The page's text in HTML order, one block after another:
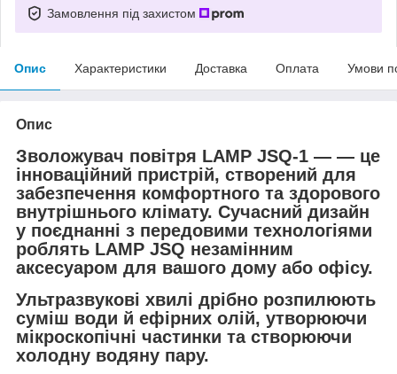
Замовлення під захистом
Опис Характеристики Доставка Оплата Умови
Опис
Зволожувач повітря LAMP JSQ-1 — — це
інноваційний пристрій, створений для
забезпечення комфортного та здорового
внутрішнього клімату. Сучасний дизайн
у поєднанні з передовими технологіями
роблять LAMP JSQ незамінним
аксесуаром для вашого дому або офісу.
Ультразвукові хвилі дрібно розпилюють
суміш води й ефірних олій, утворюючи
мікроскопічні частинки та створюючи
холодну водяну пару.